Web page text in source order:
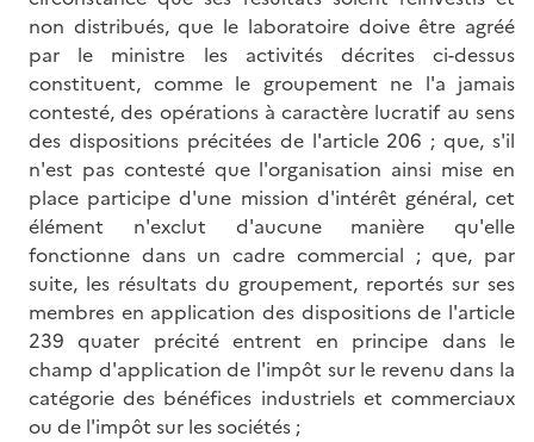
non distribués, que le laboratoire doive être agréé
par le ministre les activités décrites ci-dessus
constituent, comme le groupement ne l'a jamais
contesté, des opérations à caractère lucratif au sens
des dispositions précitées de l'article 206 ; que, s'il
n'est pas contesté que l'organisation ainsi mise en
place participe d'une mission d'intérêt général, cet
élément n'exclut d'aucune manière qu'elle
fonctionne dans un cadre commercial ; que, par
suite, les résultats du groupement, reportés sur ses
membres en application des dispositions de l'article
239 quater précité entrent en principe dans le
champ d'application de l'impôt sur le revenu dans la
catégorie des bénéfices industriels et commerciaux
ou de l'impôt sur les sociétés ;